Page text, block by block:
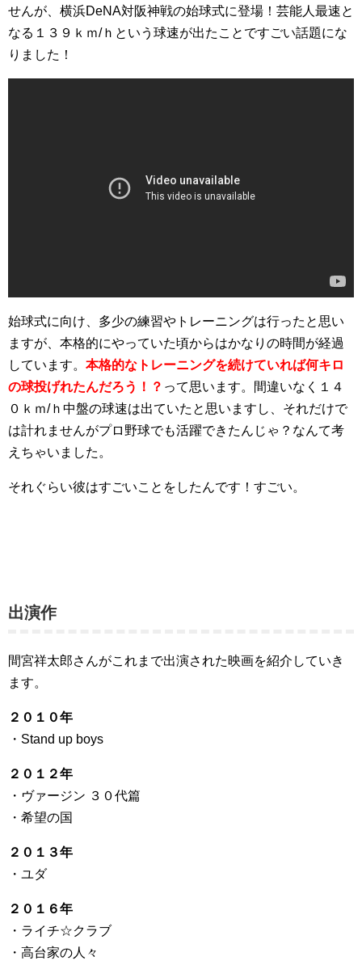
せんが、横浜DeNA対阪神戦の始球式に登場！芸能人最速と
なる１３９ｋｍ/ｈという球速が出たことですごい話題にな
りました！
始球式に向け、多少の練習やトレーニングは行ったと思い
ますが、本格的にやっていた頃からはかなりの時間が経過
しています。 本格的なトレーニングを続けていれば何キロ
の球投げれたんだろう！？ って思います。間違いなく１４
０ｋｍ/ｈ中盤の球速は出ていたと思いますし、それだけで
は計れませんがプロ野球でも活躍できたんじゃ？なんて考
えちゃいました。
それぐらい彼はすごいことをしたんです！すごい。
出演作
間宮祥太郎さんがこれまで出演された映画を紹介していき
ます。
２０１０年
・Stand up boys
２０１２年
・ヴァージン ３０代篇
・希望の国
２０１３年
・ユダ
２０１６年
・ライチ☆クラブ
・高台家の人々